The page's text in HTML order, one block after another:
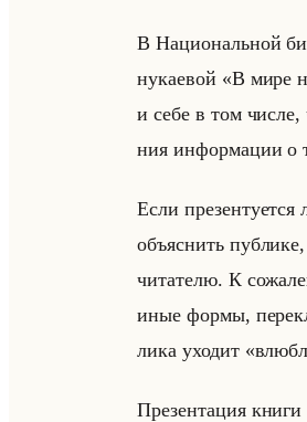
В На­ци­ональной
ну­ка­евой «В мире
и себе в том числе,
ния ин­фор­ма­ции о
Если пре­зен­ту­ет­ся
объяс­нить
чи­та­те­лю. К
иные формы,
ли­ка ухо­дит
Пре­зен­та­ция